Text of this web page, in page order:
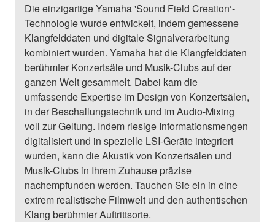
Die einzigartige Yamaha 'Sound Field Creation‘-
Technologie wurde entwickelt, indem gemessene
Klangfelddaten und digitale Signalverarbeitung
kombiniert wurden. Yamaha hat die Klangfelddaten
berühmter Konzertsäle und Musik-Clubs auf der
ganzen Welt gesammelt. Dabei kam die
umfassende Expertise im Design von Konzertsälen,
in der Beschallungstechnik und im Audio-Mixing
voll zur Geltung. Indem riesige Informationsmengen
digitalisiert und in spezielle LSI-Geräte integriert
wurden, kann die Akustik von Konzertsälen und
Musik-Clubs in Ihrem Zuhause präzise
nachempfunden werden. Tauchen Sie ein in eine
extrem realistische Filmwelt und den authentischen
Klang berühmter Auftrittsorte.